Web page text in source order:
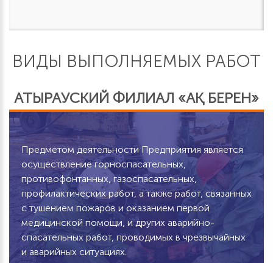
ВИДЫ ВЫПОЛНЯЕМЫХ РАБОТ
АТЫРАУСКИЙ ФИЛИАЛ «АҚ БЕРЕН»
Предметом деятельности Предприятия является
осуществление горноспасательных,
противофонтанных, газоспасательных,
профилактических работ, а также работ, связанных
с тушением пожаров и оказанием первой
медицинской помощи, и других аварийно-
спасательных работ, проводимых в чрезвычайных
и аварийных ситуациях.